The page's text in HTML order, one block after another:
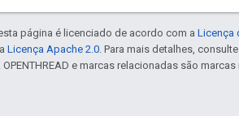
página é licenciado de acordo com a Licença
Licença Apache 2.0. Para mais detalhes,
e marcas relacionadas são